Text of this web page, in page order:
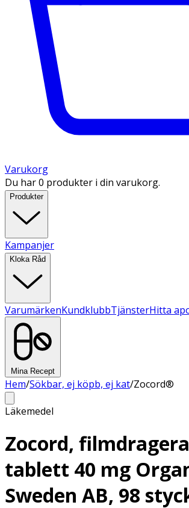
Varukorg
Du har 0 produkter i din varukorg.
Produkter
Kampanjer
Kloka Råd
VarumärkenKundklubbTjänsterHitta
Mina Recept
Hem/Sökbar, ej köpb, ej kat/Zocord®
Läkemedel
Zocord,
tablett 40 mg
Sweden AB, 98